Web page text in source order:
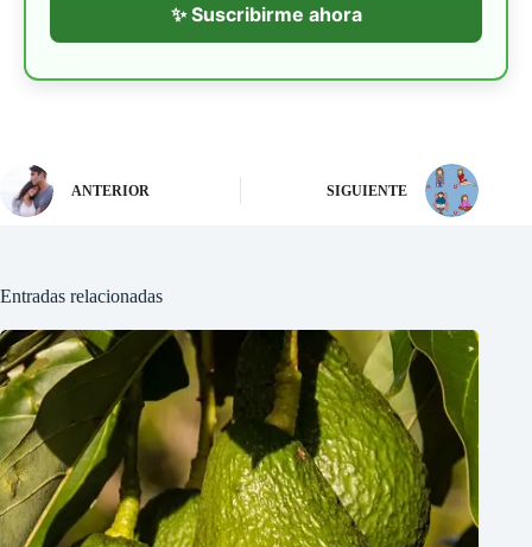
✨ Suscribirme ahora
ANTERIOR SIGUIENTE
Entradas relacionadas